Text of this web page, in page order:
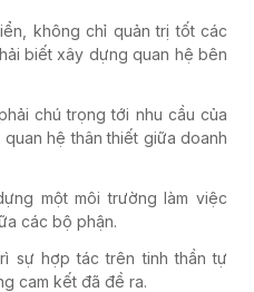
không chỉ quản trị tốt các
biết xây dựng quan hệ bên
chú trọng tới nhu cầu của
hệ thân thiết giữa doanh
một môi trường làm việc
các bộ phận.
sự hợp tác trên tinh thần tự
cam kết đã đề ra.